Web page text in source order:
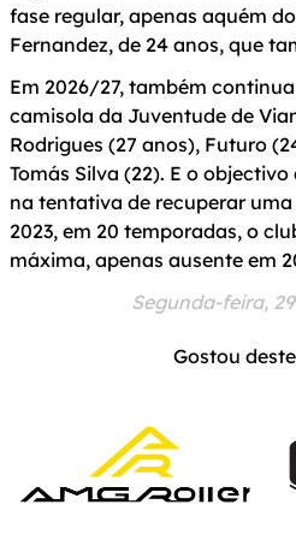
fase regular, apenas aquém
Fernandez, de 24 anos, que
Em 2026/27, também
camisola da Juventude de
Rodrigues (27 anos), Futuro
Tomás Silva (22). E o
na tentativa de recuperar
2023, em 20 temporadas, o
máxima, apenas ausente em
Segunda-feira,
Gostou